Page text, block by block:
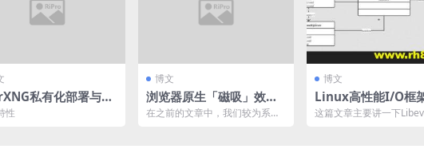
私有化部署与Di
性
博文
浏览器原生「磁吸」效
果！Anchor Positionin
在之前的文章中，我们较为系统
博文
Linux高性能I/O框
bevent介绍
这篇文章主要讲一下